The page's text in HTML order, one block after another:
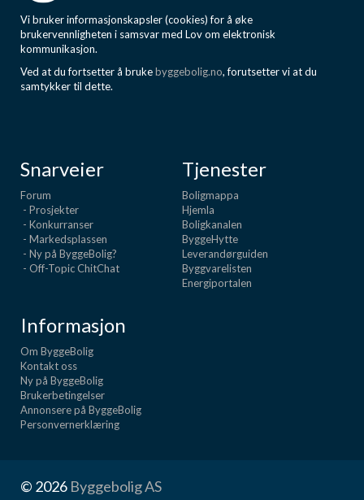
Vi bruker informasjonskapsler (cookies) for å øke
brukervennligheten i samsvar med Lov om elektronisk
kommunikasjon.
Ved at du fortsetter å brukebyggebolig.no, forutsetter vi at du
samtykker til dette.
Snarveier
Forum
- Prosjekter
- Konkurranser
- Markedsplassen
- Ny på ByggeBolig?
- Off-Topic ChitChat
Tjenester
Boligmappa
Hjemla
Boligkanalen
ByggeHytte
Leverandørguiden
Byggvarelisten
Energiportalen
Informasjon
Om ByggeBolig
Kontakt oss
Ny på ByggeBolig
Brukerbetingelser
Annonsere på ByggeBolig
Personvernerklæring
© 2026 Byggebolig AS